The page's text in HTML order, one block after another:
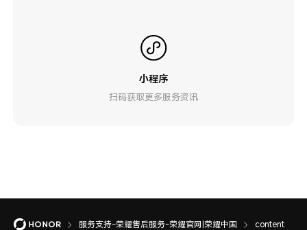
小程序
扫码获取更多服务资讯
服务支持-荣耀售后服务-荣耀官网|荣耀中国 content